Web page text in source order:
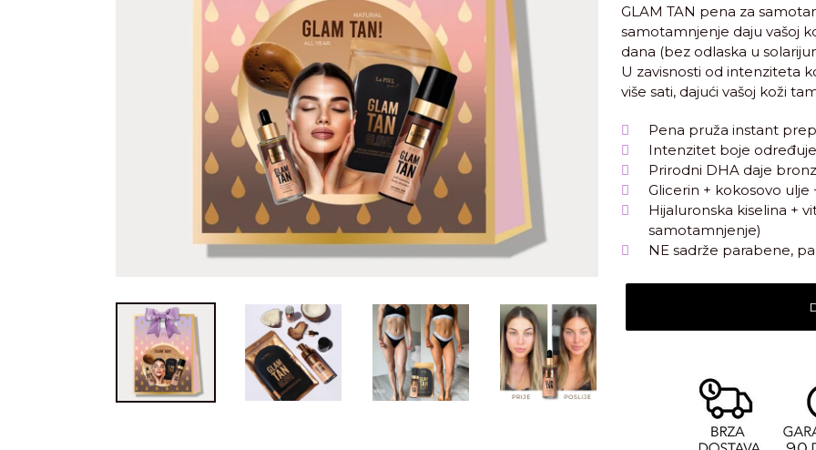
GLAM TAN pena za
samotamnjenje daju vašoj
dana (bez odlaska u
U zavisnosti od intenziteta
više sati, dajući vašoj koži
Pena pruža instant
Intenzitet boje
Prirodni DHA daje
Glicerin + kokosovo
Hijaluronska kiselina +
samotamnjenje)
NE sadrže parabene,